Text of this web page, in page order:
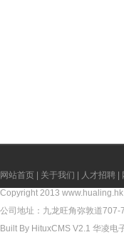
网站首页 关于我们 人才招聘
Copyright 2013 www.hualing.hk
公司地址：九龙旺角弥敦道
Built By HituxCMS V2.1 华凌电